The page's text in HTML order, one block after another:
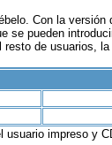
Con la
se pueden
de usuarios,
usuario impreso y